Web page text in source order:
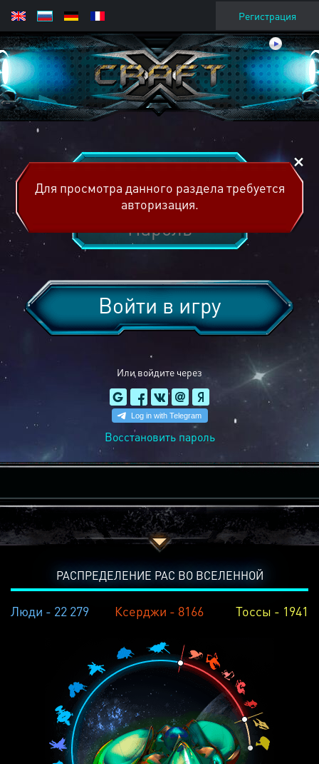
Регистрация
Или войдите через
Войти в игру
Восстановить пароль
Для просмотра данного раздела требуется
авторизация.
РАСПРЕДЕЛЕНИЕ РАС ВО ВСЕЛЕННОЙ
Люди - 22 279 Ксерджи - 8166 Тоссы - 1941